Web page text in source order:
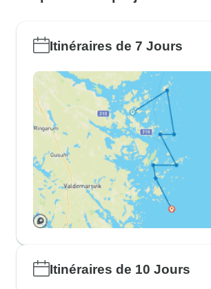
Itinéraires de 7 Jours
Itinéraires de 10 Jours